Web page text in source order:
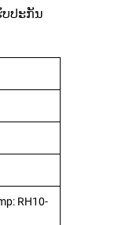
ປະກັນ
RH10-